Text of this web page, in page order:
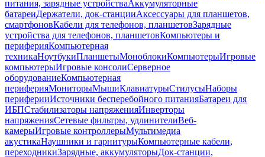
питания, зарядные устройстваАккумуляторные
батареиДержатели, док-станцииАксессуары для планшетов,
смартфоновКабели для телефонов, планшетовЗарядные
устройства для телефонов, планшетовКомпьютеры и
периферияКомпьютерная
техникаНоутбукиПланшетыМоноблокиКомпьютерыИгровые
компьютерыИгровые консолиСерверное
оборудованиеКомпьютерная
периферияМониторыМышиКлавиатурыСтилусыНаборы
периферииИсточники бесперебойного питанияБатареи для
ИБПСтабилизаторы напряженияИнверторы
напряженияСетевые фильтры, удлинителиВеб-
камерыИгровые контроллерыМультимедиа
акустикаНаушники и гарнитурыКомпьютерные кабели,
переходникиЗарядные, аккумуляторыДок-станции,